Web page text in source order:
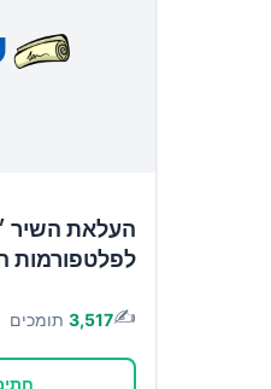
העלאת השיר
לפלטפורמות
✍️
3,517 תומכים